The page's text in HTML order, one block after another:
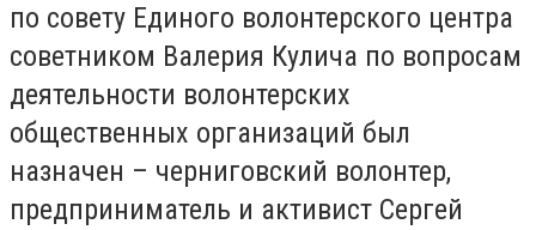
по совету Единого волонтерского центра
советником Валерия Кулича по вопросам
деятельности волонтерских
общественных организаций был
назначен – черниговский волонтер,
предприниматель и активист Сергей